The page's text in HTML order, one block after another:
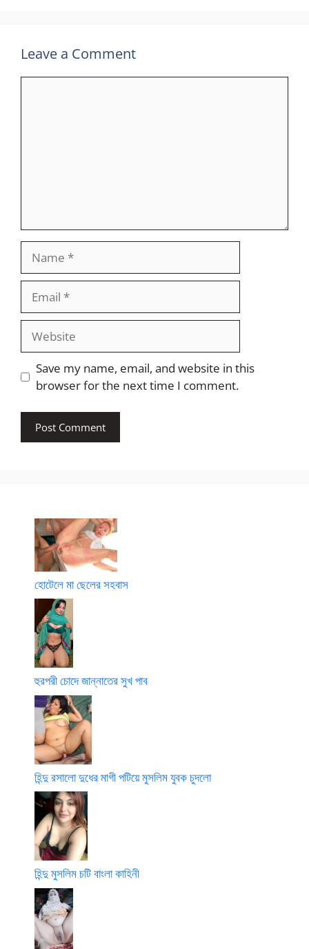
Leave a Comment
Website
Save my name, email, and website in this
browser for the next time I comment.
হোটেলে মা ছেলের সহবাস
হুরপরী চোদে জান্নাতের সুখ পাব
হিন্দু রসালো দুধের মাগী পটিয়ে মুসলিম যুবক চুদলো
হিন্দু মুসলিম চটি বাংলা কাহিনী